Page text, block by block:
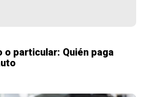
o particular: Quién paga